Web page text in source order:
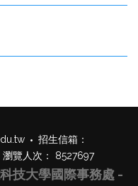
招生信箱：
瀏覽人次： 8527697
技大學國際事務處 -